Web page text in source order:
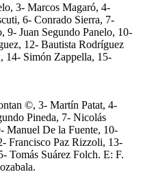
3- Marcos Magaró, 4-
6- Conrado Sierra, 7-
Juan Segundo Panelo, 10-
12- Bautista Rodríguez
14- Simón Zappella, 15-
©, 3- Martín Patat, 4-
Pineda, 7- Nicolás
Manuel De la Fuente, 10-
Francisco Paz Rizzoli, 13-
Tomás Suárez Folch. E: F.